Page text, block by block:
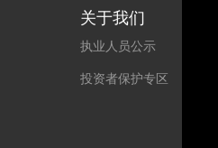
关于我们
执业人员公示
投资者保护专区